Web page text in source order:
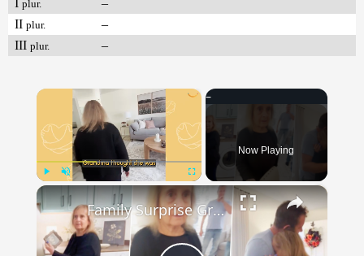
I plur.
–
II plur.
–
III plur. –
×
Fullscreen
Now Playing
×
Family Surprise Grandma With Dream Home After Shock Passing Of Husband